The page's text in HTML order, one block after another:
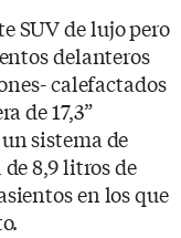
SUV de lujo pero
delanteros
calefactados
de 17,3”
sistema de
8,9 litros de
en los que